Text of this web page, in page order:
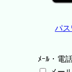
パ
ﾒｰﾙ・電